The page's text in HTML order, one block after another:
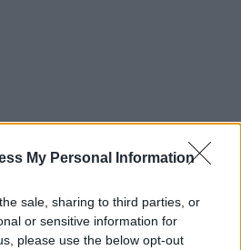
My Personal Information
sale, sharing to third parties, or
or sensitive information for
please use the below opt-out